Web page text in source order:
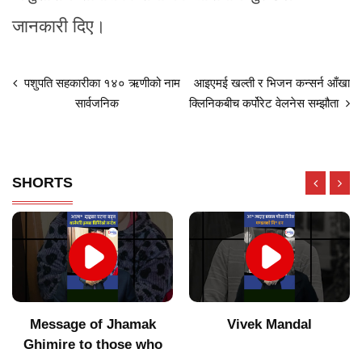
जानकारी दिए।
पशुपति सहकारीका १४० ऋणीको नाम
सार्वजनिक
आइएमई खल्ती र भिजन कन्सर्न आँखा
क्लिनिकबीच कर्पोरेट वेलनेस सम्झौता
SHORTS
Message of Jhamak
Ghimire to those who
Vivek Mandal